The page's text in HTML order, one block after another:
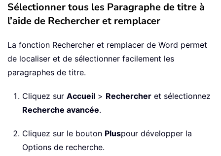
Sélectionner tous les Paragraphe de titre à
l’aide de Rechercher et remplacer
La fonction Rechercher et remplacer de Word permet
de localiser et de sélectionner facilement les
paragraphes de titre.
Cliquez sur Accueil > Rechercher et sélectionnez
Recherche avancée.
Cliquez sur le bouton Pluspour développer la
Options de recherche.